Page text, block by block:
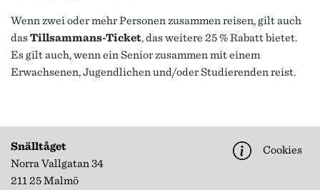
Wenn zwei oder mehr Personen zusammen reisen, gilt auch
dasTillsammans-Ticket, das weitere 25 % Rabatt bietet.
Es gilt auch, wenn ein Senior zusammen mit einem
Erwachsenen, Jugendlichen und/oder Studierenden reist.
Snälltåget
Norra Vallgatan 34
211 25 Malmö
Cookies